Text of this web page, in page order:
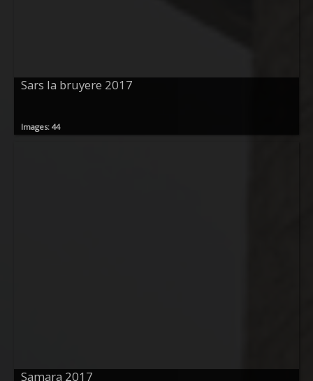
Sars la bruyere 2017
Images: 44
Samara 2017